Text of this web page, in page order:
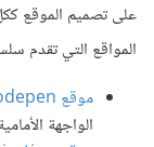
على تصميم الموقع
المواقع التي تقدم
موقع codepen
الواجهة